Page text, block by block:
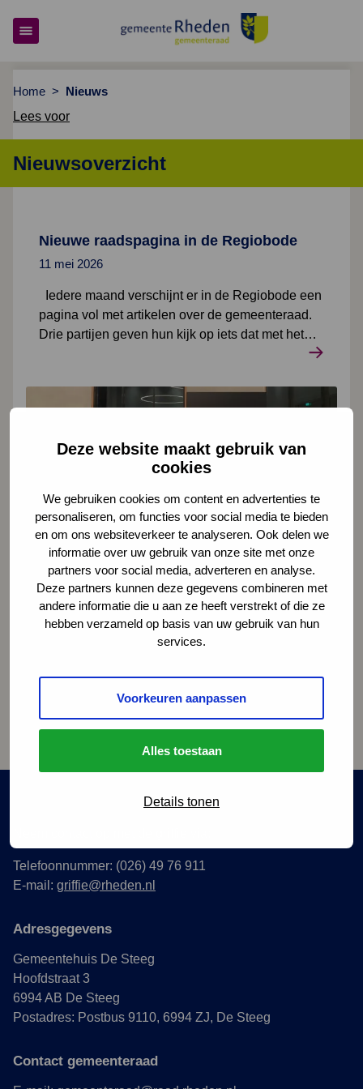
Deze website maakt gebruik van
cookies
We gebruiken cookies om content en advertenties te
personaliseren, om functies voor social media te bieden
en om ons websiteverkeer te analyseren. Ook delen we
informatie over uw gebruik van onze site met onze
partners voor social media, adverteren en analyse.
Deze partners kunnen deze gegevens combineren met
andere informatie die u aan ze heeft verstrekt of die ze
hebben verzameld op basis van uw gebruik van hun
services.
Voorkeuren aanpassen
Alles toestaan
Details tonen
Home > Nieuws
Lees voor
Nieuwsoverzicht
Nieuwe raadspagina in de Regiobode
11 mei 2026
Iedere maand verschijnt er in de Regiobode een
pagina vol met artikelen over de gemeenteraad.
Drie partijen geven hun kijk op iets dat met het
werk voor de gemeenteraad te maken heeft. En
twee artikelen op de pagina die gaan over hoe
de...
Nieuwe gemeenteraad geïnstalleerd
29 april 2026
Woensdagavond 1 april is de nieuwe
gemeenteraad van Rheden officieel
aan een nieuwe raadsperiode van 4 jaar. De raad
bestaat nu uit 10 verschillende partijen, met drie
nieuwkomers: Volt, Partij voor de Dieren en
Lees meer over Nieuwe gemeenteraad geïnstalleerd
Telefoonnummer: (026) 49 76 911
E-mail: griffie@rheden.nl
Adresgegevens
Gemeentehuis De Steeg
Hoofdstraat 3
6994 AB De Steeg
Postadres: Postbus 9110, 6994 ZJ, De Steeg
Contact gemeenteraad